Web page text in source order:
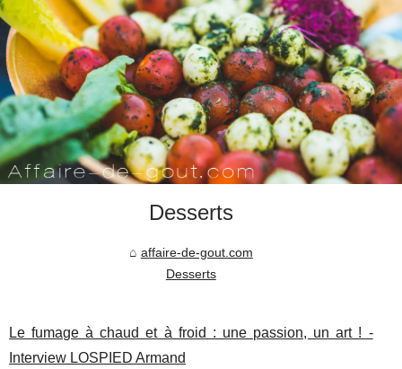
Desserts
affaire-de-gout.com
Desserts
Le fumage à chaud et à froid : une passion, un art ! -
Interview LOSPIED Armand